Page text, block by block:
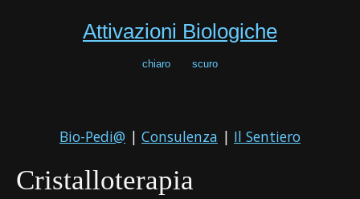
Attivazioni Biologiche
chiaro scuro
Bio-Pedi@ | Consulenza | Il Sentiero
Cristalloterapia